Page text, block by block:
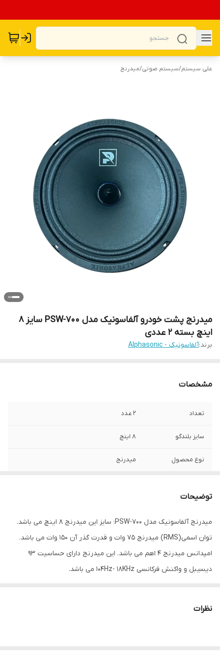
علی سیستم/سیستم صوتی/میدرنج
میدرنج پشت خودرو آلفاسونیک مدل PSW-700 سایز 8
اینچ بسته 2 عددی
برند:آلفاسونیک - Alphasonic
مشخصات
تعداد ۲ عدد
سایز بلندگو ۸ اینچ
نوع محصول میدرنج
خروجی
فلز پلاستیک
توان خروجی واقعی ۷۵ وات
وزن
توضیحات
میدرنج آلفاسونیک مدل PSW-700: سایز این میدرنج 8 اینچ می باشد.
توان اسمی(RMS) میدرنج 75 وات و قدرت گذر آن 150 وات می باشد.
امپدانس میدرنج 4 اهم می باشد. این میدرنج دارای حساسیت 93
دیسیبل و واکنش فرکانسی 104Hz- 18KHz می باشد.
نظرات